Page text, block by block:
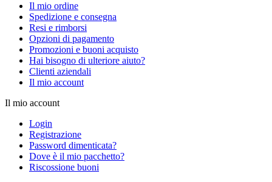
Il mio ordine
Spedizione e consegna
Resi e rimborsi
Opzioni di pagamento
Promozioni e buoni acquisto
Hai bisogno di ulteriore aiuto?
Clienti aziendali
Il mio account
Il mio account
Login
Registrazione
Password dimenticata?
Dove è il mio pacchetto?
Riscossione buoni